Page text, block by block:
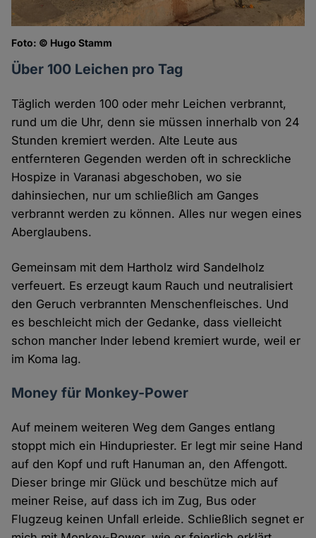
Foto: © Hugo Stamm
Über 100 Leichen pro Tag
Täglich werden 100 oder mehr Leichen verbrannt,
rund um die Uhr, denn sie müssen innerhalb von 24
Stunden kremiert werden. Alte Leute aus
entfernteren Gegenden werden oft in schreckliche
Hospize in Varanasi abgeschoben, wo sie
dahinsiechen, nur um schließlich am Ganges
verbrannt werden zu können. Alles nur wegen eines
Aberglaubens.
Gemeinsam mit dem Hartholz wird Sandelholz
verfeuert. Es erzeugt kaum Rauch und neutralisiert
den Geruch verbrannten Menschenfleisches. Und
es beschleicht mich der Gedanke, dass vielleicht
schon mancher Inder lebend kremiert wurde, weil er
im Koma lag.
Money für Monkey-Power
Auf meinem weiteren Weg dem Ganges entlang
stoppt mich ein Hindupriester. Er legt mir seine Hand
auf den Kopf und ruft Hanuman an, den Affengott.
Dieser bringe mir Glück und beschütze mich auf
meiner Reise, auf dass ich im Zug, Bus oder
Flugzeug keinen Unfall erleide. Schließlich segnet er